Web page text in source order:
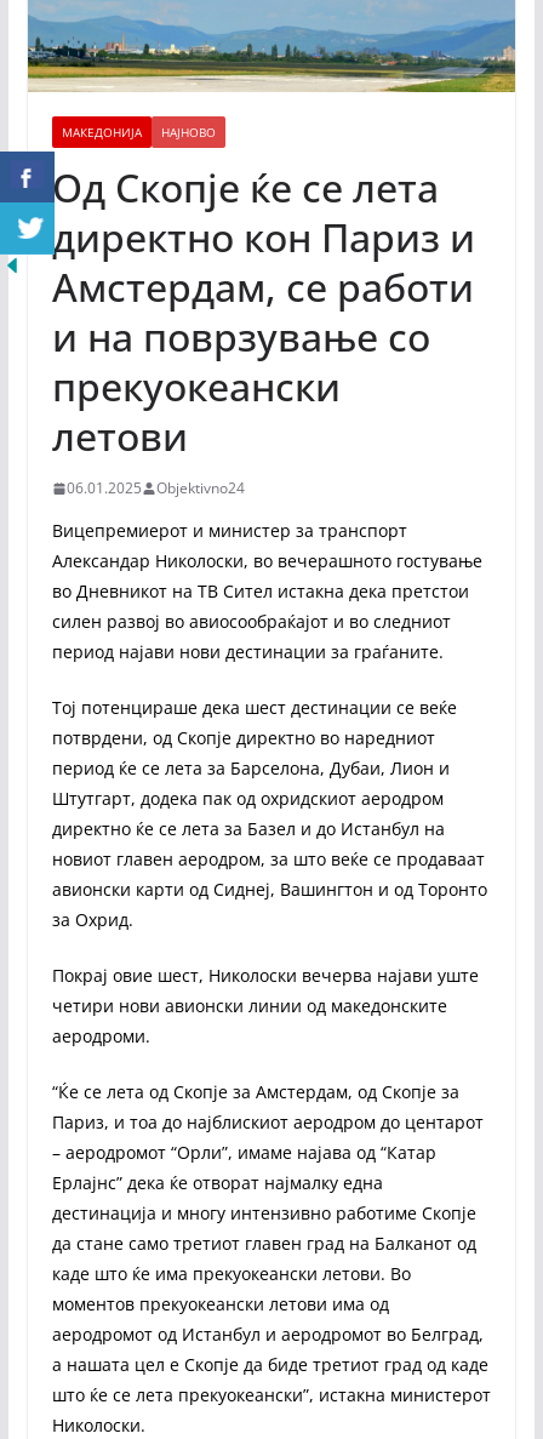
МАКЕДОНИЈА НАЈНОВО
Од Скопје ќе се лета
директно кон Париз и
Амстердам, се работи
и на поврзување со
прекуокеански
летови
06.01.2025 Objektivno24
Вицепремиерот и министер за транспорт
Александар Николоски, во вечерашното гостување
во Дневникот на ТВ Сител истакна дека претстои
силен развој во авиосообраќајот и во следниот
период најави нови дестинации за граѓаните.
Тој потенцираше дека шест дестинации се веќе
потврдени, од Скопје директно во наредниот
период ќе се лета за Барселона, Дубаи, Лион и
Штутгарт, додека пак од охридскиот аеродром
директно ќе се лета за Базел и до Истанбул на
новиот главен аеродром, за што веќе се продаваат
авионски карти од Сиднеј, Вашингтон и од Торонто
за Охрид.
Покрај овие шест, Николоски вечерва најави уште
четири нови авионски линии од македонските
аеродроми.
“Ќе се лета од Скопје за Амстердам, од Скопје за
Париз, и тоа до најблискиот аеродром до центарот
– аеродромот “Орли”, имаме најава од “Катар
Ерлајнс” дека ќе отворат најмалку една
дестинација и многу интензивно работиме Скопје
да стане само третиот главен град на Балканот од
каде што ќе има прекуокеански летови. Во
моментов прекуокеански летови има од
аеродромот од Истанбул и аеродромот во Белград,
а нашата цел е Скопје да биде третиот град од каде
што ќе се лета прекуокеански”, истакна министерот
Николоски.